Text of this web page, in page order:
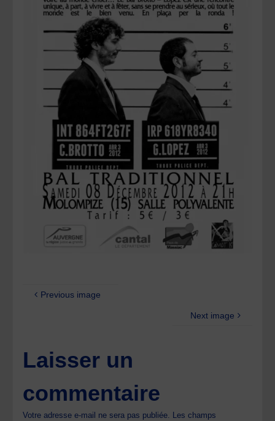
Previous image
Next image
Laisser un
commentaire
Votre adresse e-mail ne sera pas publiée. Les champs